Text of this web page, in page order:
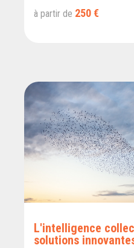
à partir de 250 €
L'intelligence
solutions